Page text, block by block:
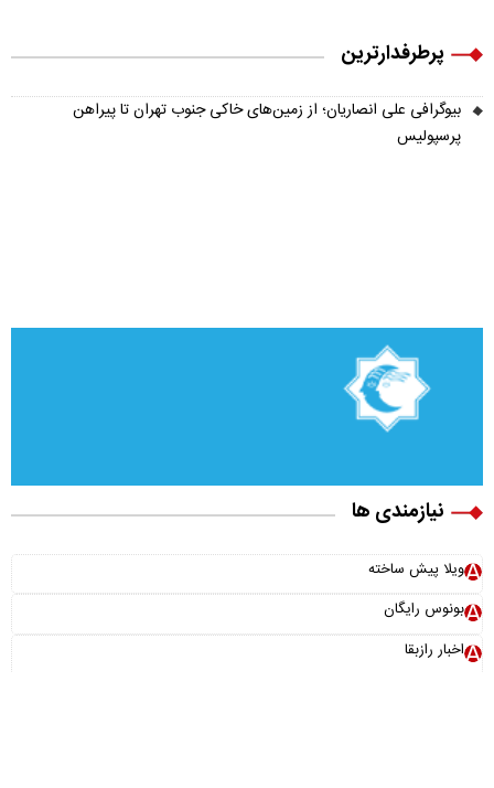
پرطرفدارترین
بیوگرافی علی انصاریان؛ از زمین‌های خاکی جنوب تهران تا پیراهن
پرسپولیس
نیازمندی ها
ویلا پیش ساخته
بونوس رایگان
اخبار رازبقا